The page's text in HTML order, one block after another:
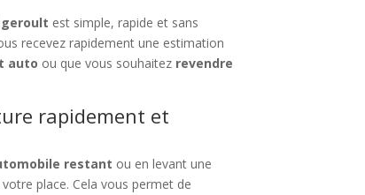
est simple, rapide et sans
recevez rapidement une estimation
auto ou que vous souhaitez revendre
rapidement et
restant ou en levant une
place. Cela vous permet de